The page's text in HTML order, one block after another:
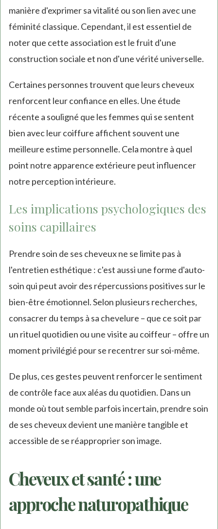
manière d'exprimer sa vitalité ou son lien avec une
féminité classique. Cependant, il est essentiel de
noter que cette association est le fruit d'une
construction sociale et non d'une vérité universelle.
Certaines personnes trouvent que leurs cheveux
renforcent leur confiance en elles. Une étude
récente a souligné que les femmes qui se sentent
bien avec leur coiffure affichent souvent une
meilleure estime personnelle. Cela montre à quel
point notre apparence extérieure peut influencer
notre perception intérieure.
Les implications psychologiques des
soins capillaires
Prendre soin de ses cheveux ne se limite pas à
l'entretien esthétique : c'est aussi une forme d'auto-
soin qui peut avoir des répercussions positives sur le
bien-être émotionnel. Selon plusieurs recherches,
consacrer du temps à sa chevelure – que ce soit par
un rituel quotidien ou une visite au coiffeur – offre un
moment privilégié pour se recentrer sur soi-même.
De plus, ces gestes peuvent renforcer le sentiment
de contrôle face aux aléas du quotidien. Dans un
monde où tout semble parfois incertain, prendre soin
de ses cheveux devient une manière tangible et
accessible de se réapproprier son image.
Cheveux et santé : une
approche naturopathique